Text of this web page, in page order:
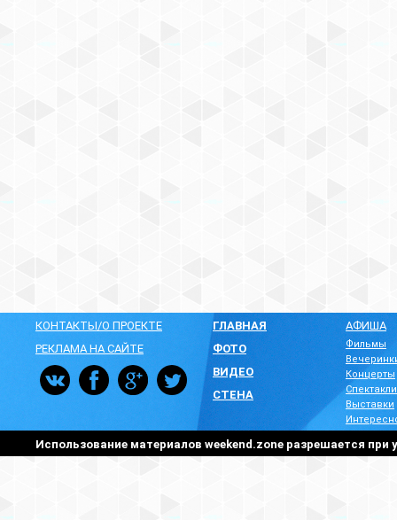
КОНТАКТЫ/О ПРОЕКТЕ
РЕКЛАМА НА САЙТЕ
ГЛАВНАЯ
ФОТО
ВИДЕО
СТЕНА
АФИША
Фильмы
Концерты
Спектакли
Выставки
Использование материалов weekend.zone разрешается